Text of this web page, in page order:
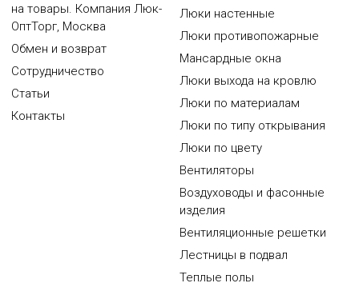
на товары. Компания Люк-
ОптТорг, Москва
Обмен и возврат
Сотрудничество
Статьи
Контакты
Люки настенные
Люки противопожарные
Мансардные окна
Люки выхода на кровлю
Люки по материалам
Люки по типу открывания
Люки по цвету
Вентиляторы
Воздуховоды и фасонные
изделия
Вентиляционные решетки
Лестницы в подвал
Теплые полы